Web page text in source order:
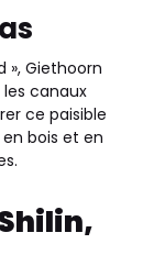
», Giethoorn
canaux
ce paisible
bois et en